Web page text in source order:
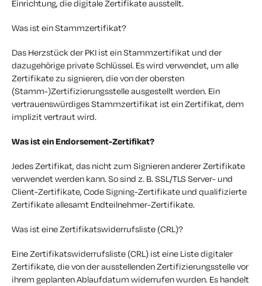
Einrichtung, die digitale Zertifikate ausstellt.
Was ist ein Stammzertifikat?
Das Herzstück der PKI ist ein Stammzertifikat und der
dazugehörige private Schlüssel. Es wird verwendet, um alle
Zertifikate zu signieren, die von der obersten
(Stamm-)Zertifizierungsstelle ausgestellt werden. Ein
vertrauenswürdiges Stammzertifikat ist ein Zertifikat, dem
implizit vertraut wird.
Was ist ein Endorsement-Zertifikat?
Jedes Zertifikat, das nicht zum Signieren anderer Zertifikate
verwendet werden kann. So sind z. B. SSL/TLS Server- und
Client-Zertifikate, Code Signing-Zertifikate und qualifizierte
Zertifikate allesamt Endteilnehmer-Zertifikate.
Was ist eine Zertifikatswiderrufsliste (CRL)?
Eine Zertifikatswiderrufsliste (CRL) ist eine Liste digitaler
Zertifikate, die von der ausstellenden Zertifizierungsstelle vor
ihrem geplanten Ablaufdatum widerrufen wurden. Es handelt